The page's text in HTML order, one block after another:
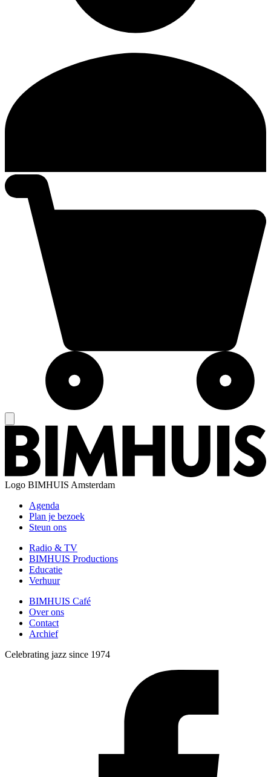
Logo BIMHUIS Amsterdam
Agenda
Plan je bezoek
Steun ons
Radio & TV
BIMHUIS Productions
Educatie
Verhuur
BIMHUIS Café
Over ons
Contact
Archief
Celebrating jazz since 1974